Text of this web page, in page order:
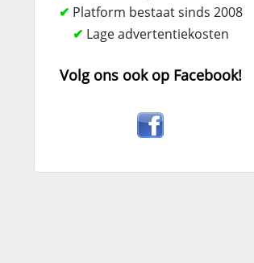
✔ Platform bestaat sinds 2008
✔ Lage advertentiekosten
Volg ons ook op Facebook!